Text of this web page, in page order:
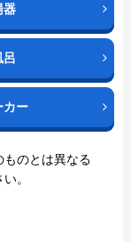
器
呂
カー
のとは異なる
。